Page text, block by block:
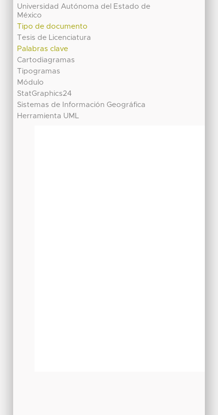
Universidad Autónoma del Estado de
México
Tipo de documento
Tesis de Licenciatura
Palabras clave
Cartodiagramas
Tipogramas
Módulo
StatGraphics24
Sistemas de Información Geográfica
Herramienta UML